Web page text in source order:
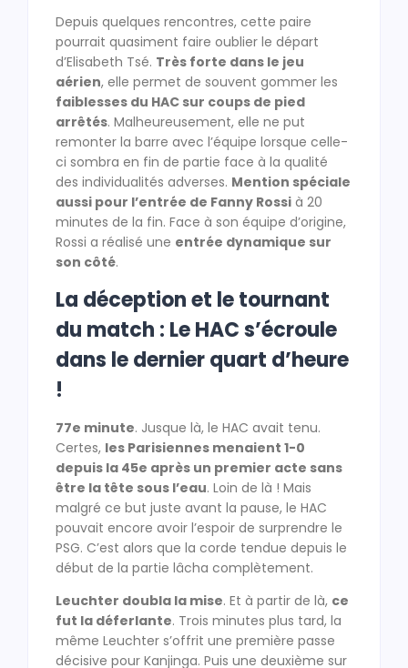
Depuis quelques rencontres, cette paire
pourrait quasiment faire oublier le départ
d’Elisabeth Tsé. Très forte dans le jeu
aérien, elle permet de souvent gommer les
faiblesses du HAC sur coups de pied
arrêtés. Malheureusement, elle ne put
remonter la barre avec l’équipe lorsque celle-
ci sombra en fin de partie face à la qualité
des individualités adverses. Mention spéciale
aussi pour l’entrée de Fanny Rossi à 20
minutes de la fin. Face à son équipe d’origine,
Rossi a réalisé une entrée dynamique sur
son côté.
La déception et le tournant
du match : Le HAC s’écroule
dans le dernier quart d’heure
!
77e minute. Jusque là, le HAC avait tenu.
Certes, les Parisiennes menaient 1-0
depuis la 45e après un premier acte sans
être la tête sous l’eau. Loin de là ! Mais
malgré ce but juste avant la pause, le HAC
pouvait encore avoir l’espoir de surprendre le
PSG. C’est alors que la corde tendue depuis le
début de la partie lâcha complètement.
Leuchter doubla la mise. Et à partir de là, ce
fut la déferlante. Trois minutes plus tard, la
même Leuchter s’offrit une première passe
décisive pour Kanjinga. Puis une deuxième sur